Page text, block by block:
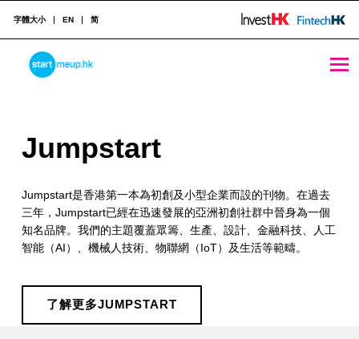
STARTMEUPHK
字體大小 EN 简
J
m
p
s
t
a
Jumpstart
Jumpstart是香港第一本為初創及小型企業而設的刊物。在過去
三年，Jumpstart已經在迅速發展的亞洲初創社群中晉身為一個
知名品牌。我們的主題覆蓋眾籌、生產、設計、金融科技、人工
智能（AI）、機械人技術、物聯網（IoT）及生活等範疇。
了解更多JUMPSTART
Skip back to main navigation